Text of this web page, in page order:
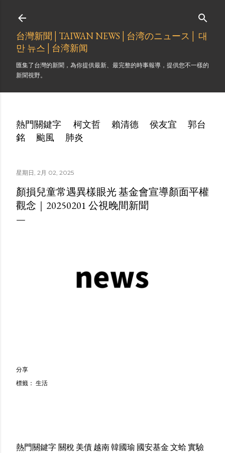
台灣新聞│TAIWAN NEWS│台湾のニュース│ 대
만 뉴스│台湾新闻
匯集了台灣的新聞，為你提供最新、最完整的時事報導，提供您不一樣的
新聞視野。
熱門關鍵字 柯文哲 賴清德 侯友宜
郭台
銘
颱風 肺炎
星期日, 2月 02, 2025
顏損兒童常遇異樣眼光 基金會宣導顏面平權
觀念｜20250201 公視晚間新聞
分享
標籤： 生活
熱門關鍵字關稅美債越南韓國瑜 國安基金文蛤實驗